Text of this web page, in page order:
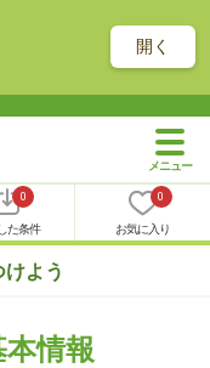
開く
0
た条件
0
お気に入り
けよう
情報